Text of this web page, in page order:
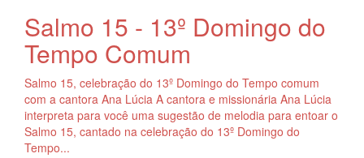
Salmo 15 - 13º Domingo do
Tempo Comum
Salmo 15, celebração do 13º Domingo do Tempo comum
com a cantora Ana Lúcia A cantora e missionária Ana Lúcia
interpreta para você uma sugestão de melodia para entoar o
Salmo 15, cantado na celebração do 13º Domingo do
Tempo...